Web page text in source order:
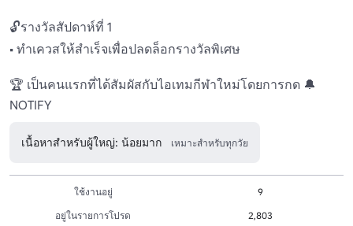
🔓รางวัลสัปดาห์ที่ 1
• ทำเควสให้สำเร็จเพื่อปลดล็อกรางวัลพิเศษ
🏆 เป็นคนแรกที่ได้สัมผัสกับไอเทมกีฬาใหม่โดยการกด 🔔
เนื้อหาสำหรับผู้ใหญ่: น้อยมาก เหมาะสำหรับทุกวัย
ใช้งานอยู่
9
อยู่ในรายการโปรด
2,803